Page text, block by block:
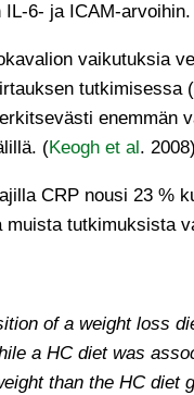
IL-6- ja ICAM-
vaikutuksia
enemmän
(Keogh et al . 2008)
CRP nousi 23 %
tutkimuksista
of a weight loss
a HC diet was
than the HC diet